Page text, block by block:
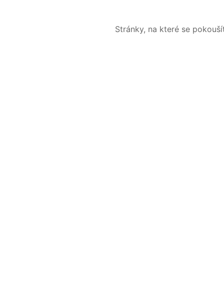
Stránky, na které se